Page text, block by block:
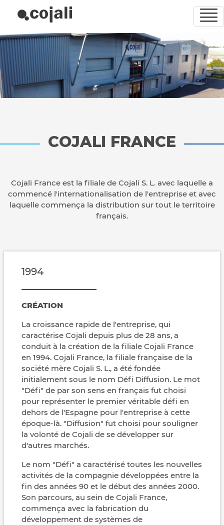
COJALI FRANCE
Cojali France est la filiale de Cojali S. L. avec laquelle a
commencé l'internationalisation de l'entreprise et avec
laquelle commença la distribution sur tout le territoire
français.
1994
CRÉATION
La croissance rapide de l'entreprise, qui
caractérise Cojali depuis plus de 28 ans, a
conduit à la création de la filiale Cojali France
en 1994. Cojali France, la filiale française de la
société mère Cojali S. L., a été fondée
initialement sous le nom Défi Diffusion. Le mot
"Défi" de par son sens en français fut choisi
pour représenter le premier véritable défi en
dehors de l'Espagne pour l'entreprise à cette
époque-là. "Diffusion" fut choisi pour souligner
la volonté de Cojali de se développer sur
d'autres marchés.
Le nom "Défi" a caractérisé toutes les nouvelles
activités de la compagnie développées entre la
fin des années 90 et le début des années 2000.
Son parcours, au sein de Cojali France,
commença avec la fabrication du
développement de systèmes de